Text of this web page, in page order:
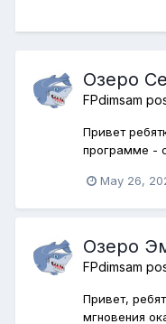
Озеро
FPdimsam
Привет
программе -
May 26,
Озеро
FPdimsam
Привет,
мгновения